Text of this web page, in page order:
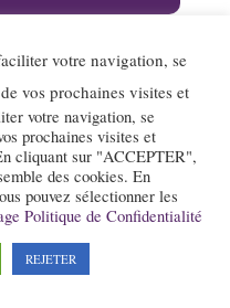
votre navigation, se
vos prochaines visites et
votre navigation, se
prochaines visites et
cliquant sur "ACCEPTER",
des cookies. En
pouvez sélectionner les
Politique de Confidentialité
REJETER